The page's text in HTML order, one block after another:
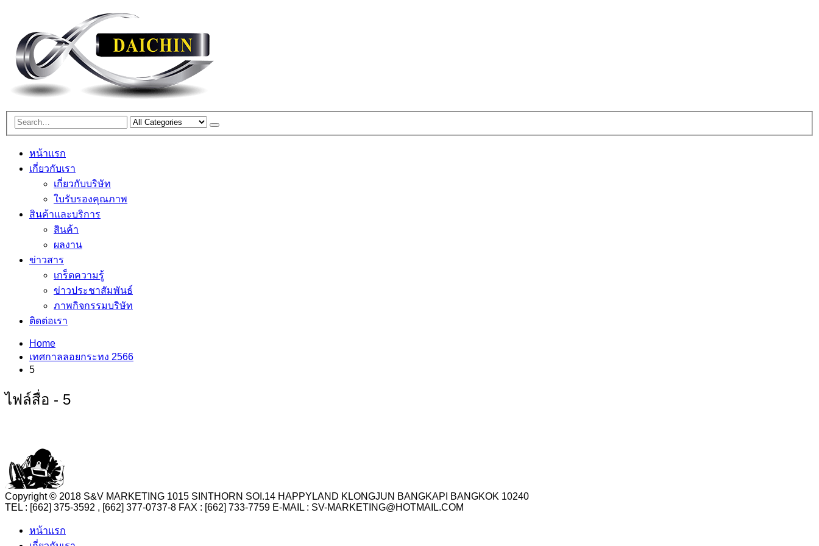
หน้าแรก
เกี่ยวกับเรา
เกี่ยวกับบริษัท
ใบรับรองคุณภาพ
สินค้าและบริการ
สินค้า
ผลงาน
ข่าวสาร
เกร็ดความรู้
ข่าวประชาสัมพันธ์
ภาพกิจกรรมบริษัท
ติดต่อเรา
Home
เทศกาลลอยกระทง 2566
5
ไฟล์สื่อ - 5
Copyright © 2018 S&V MARKETING 1015 SINTHORN SOI.14 HAPPYLAND KLONGJUN BANGKAPI BANGKOK 10240
TEL : [662] 375-3592 , [662] 377-0737-8 FAX : [662] 733-7759 E-MAIL : SV-MARKETING@HOTMAIL.COM
หน้าแรก